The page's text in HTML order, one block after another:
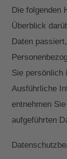
Die folgenden
Überblick
Daten
Sie persönlich
Ausführliche
entnehmen
aufgeführten